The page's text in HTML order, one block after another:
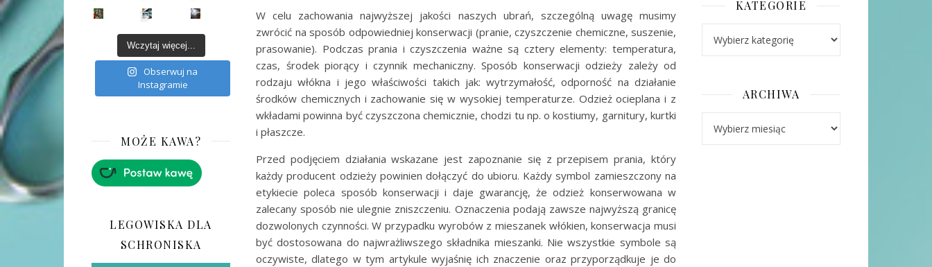
Wczytaj więcej...
Obserwuj na
Instagramie
MOŻE KAWA?
LEGOWISKA DLA
SCHRONISKA
W celu zachowania najwyższej jakości naszych ubrań, szczególną uwagę musimy
zwrócić na sposób odpowiedniej konserwacji (pranie, czyszczenie chemiczne, suszenie,
prasowanie). Podczas prania i czyszczenia ważne są cztery elementy: temperatura,
czas, środek piorący i czynnik mechaniczny. Sposób konserwacji odzieży zależy od
rodzaju włókna i jego właściwości takich jak: wytrzymałość, odporność na działanie
środków chemicznych i zachowanie się w wysokiej temperaturze. Odzież ocieplana i z
wkładami powinna być czyszczona chemicznie, chodzi tu np. o kostiumy, garnitury, kurtki
i płaszcze.
Przed podjęciem działania wskazane jest zapoznanie się z przepisem prania, który
każdy producent odzieży powinien dołączyć do ubioru. Każdy symbol zamieszczony na
etykiecie poleca sposób konserwacji i daje gwarancję, że odzież konserwowana w
zalecany sposób nie ulegnie zniszczeniu. Oznaczenia podają zawsze najwyższą granicę
dozwolonych czynności. W przypadku wyrobów z mieszanek włókien, konserwacja musi
być dostosowana do najwrażliwszego składnika mieszanki. Nie wszystkie symbole są
oczywiste, dlatego w tym artykule wyjaśnię ich znaczenie oraz przyporządkuje je do
KATEGORIE
ARCHIWA